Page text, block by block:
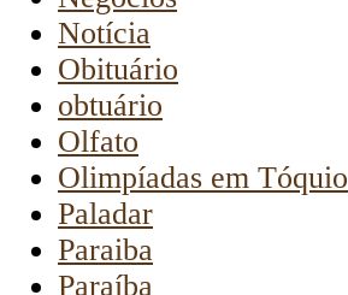
Notícia
Obituário
obtuário
Olfato
Olimpíadas em Tóquio
Paladar
Paraiba
Paraíba